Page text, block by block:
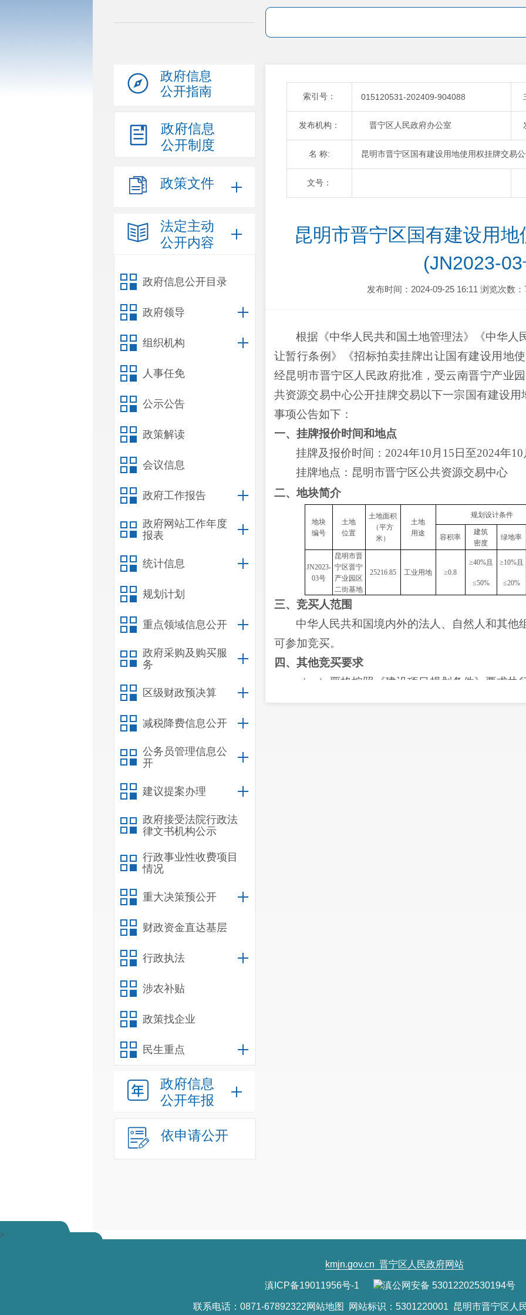
政府信息
公开指南
政府信息
公开制度
政策文件
法定主动
公开内容
政府信息公开目录
政府领导
组织机构
人事任免
公示公告
政策解读
会议信息
政府工作报告
政府网站工作年度
报表
统计信息
规划计划
重点领域信息公开
政府采购及购买服
务
区级财政预决算
减税降费信息公开
公务员管理信息公
开
建议提案办理
政府接受法院行政法
律文书机构公示
行政事业性收费项目
情况
重大决策预公开
财政资金直达基层
行政执法
涉农补贴
政策找企业
民生重点
政府信息
公开年报
依申请公开
索引号： 015120531-202409-904088
发布机构： 晋宁区人民政府办公室
名 称: 昆明市晋宁区国有建设用地使用权挂牌交易公
文号：
昆明市晋宁区国有建设用
(JN2023-03
发布时间：2024-09-25 16:11 浏览次数：
根据《中华人民共和国土地管理法》《中华人
让暂行条例》《招标拍卖挂牌出让国有建设用地
经昆明市晋宁区人民政府批准，受云南晋宁产业
共资源交易中心公开挂牌交易以下一宗国有建设用
事项公告如下：
一、挂牌报价时间和地点
挂牌及报价时间： 2024年10月15日至2024年
挂牌地点：昆明市晋宁区公共资源交易中心
二、地块简介
地块
编号
土地
位置
土地面积
（平方
米）
土地
用途
规划设计条件
容积率
建筑
密度
绿地率
JN2023-
03号
昆明市晋
宁区晋宁
产业园区
二街基地
25216.85 工业用地 ≥0.8
≥40%且
≤50%
≥10%且
≤20%
三、竞买人范围
中华人民共和国境内外的法人、自然人和其他
可参加竞买。
四、 其他竞买要求
（一）严格按照《建设项目规划条件》要求执
（二）用地项目需符合晋宁产业园区项目入
>
kmjn.gov.cn 晋宁区人民政府网站
滇ICP备19011956号-1 滇公网安备 53012202530194号
联系电话：0871-67892322网站地图 网站标识：5301220001 昆明市晋宁区人